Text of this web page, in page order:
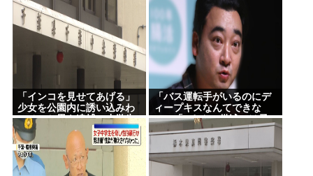
「インコを見せてあげる」
少女を公園内に誘い込みわ
いせつか男を逮捕。小学生2
人に見せて触らせる
「バス運転手がいるのにデ
ィープキスなんてできな
い」「Aさんの供述には矛
盾点」元ジャンポケ斉藤慎
二側が主張した「同意があ
った」理由